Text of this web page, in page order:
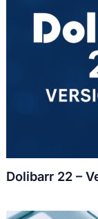
Dolibarr 22 –